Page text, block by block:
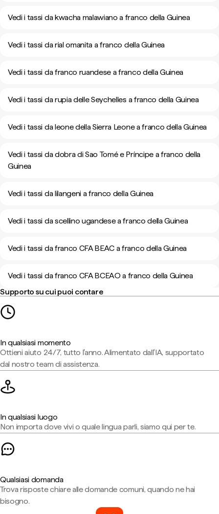
Vedi i tassi da kwacha malawiano a franco della Guinea
Vedi i tassi da rial omanita a franco della Guinea
Vedi i tassi da franco ruandese a franco della Guinea
Vedi i tassi da rupia delle Seychelles a franco della Guinea
Vedi i tassi da leone della Sierra Leone a franco della Guinea
Vedi i tassi da dobra di Sao Tomé e Príncipe a franco della
Guinea
Vedi i tassi da lilangeni a franco della Guinea
Vedi i tassi da scellino ugandese a franco della Guinea
Vedi i tassi da franco CFA BEAC a franco della Guinea
Vedi i tassi da franco CFA BCEAO a franco della Guinea
Supporto su cui puoi contare
In qualsiasi momento
Ottieni aiuto 24/7, tutto l'anno. Alimentato dall'IA, supportato
dal nostro team di assistenza.
In qualsiasi luogo
Non importa dove vivi o quale lingua parli, siamo qui per te.
Qualsiasi domanda
Trova risposte chiare alle domande comuni, quando ne hai
bisogno.